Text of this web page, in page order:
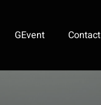
GEvent Contact